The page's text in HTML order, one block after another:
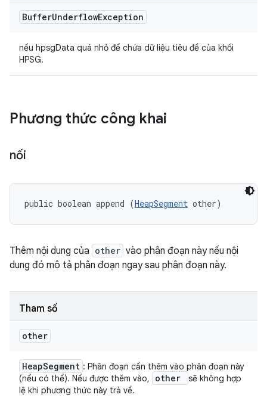
BufferUnderflowException
nếu hpsgData quá nhỏ để chứa dữ liệu tiêu đề của khối
HPSG.
Phương thức công khai
nối
public boolean append (HeapSegment other)
Thêm nội dung của other vào phân đoạn này nếu nội
dung đó mô tả phân đoạn ngay sau phân đoạn này.
Tham số
other
HeapSegment : Phân đoạn cần thêm vào phân đoạn này
(nếu có thể). Nếu được thêm vào,
other
sẽ không hợp
lệ khi phương thức này trả về.